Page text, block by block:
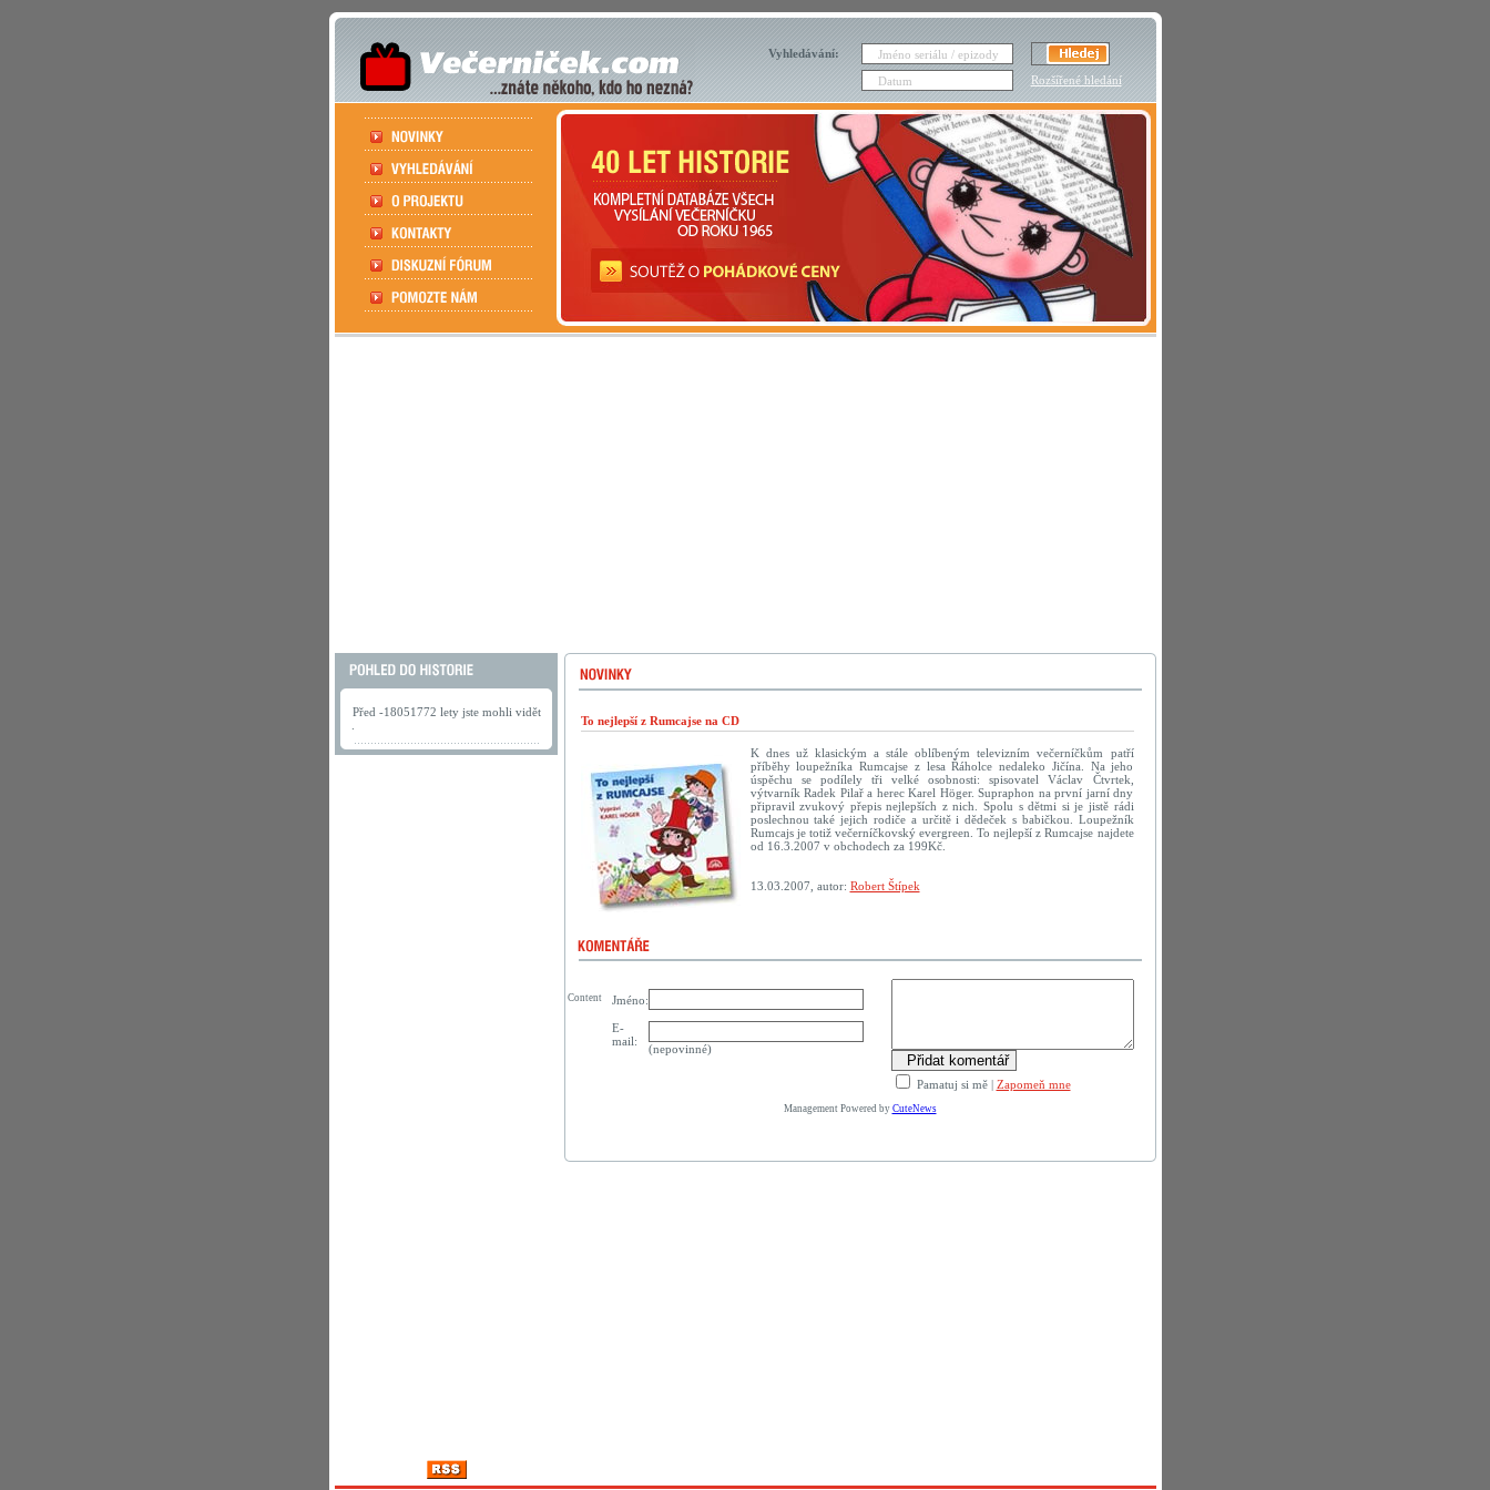
Vyhledávání:
Rozšířené hledání
Před -18051772 lety jste mohli vidět
To nejlepší z Rumcajse na CD
K dnes už klasickým a stále oblíbeným televizním večerníčkům patří
příběhy loupežníka Rumcajse z lesa Řáholce nedaleko Jičína. Na jeho
úspěchu se podílely tři velké osobnosti: spisovatel Václav Čtvrtek,
výtvarník Radek Pilař a herec Karel Höger. Supraphon na první jarní dny
připravil zvukový přepis nejlepších z nich. Spolu s dětmi si je jistě rádi
poslechnou také jejich rodiče a určitě i dědeček s babičkou. Loupežník
Rumcajs je totiž večerníčkovský evergreen. To nejlepší z Rumcajse najdete
od 16.3.2007 v obchodech za 199Kč.
13.03.2007, autor: Robert Štípek
Jméno:
Pamatuj si mě| Zapomeň mne
E-
mail:
(nepovinné)
Content
Management Powered by CuteNews